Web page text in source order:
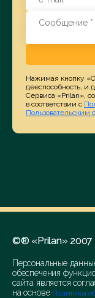
Нажимая кнопку
дееспособность, и
Сервиса «Prilan»,
в соответствии с
Пользовательским
©® «Prilan» 2007
Персональные
обеспечения
сайта является
на основе Политика